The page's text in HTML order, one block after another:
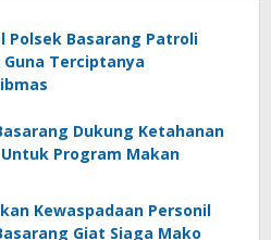
Polsek Basarang Patroli
Guna Terciptanya
Dukung Ketahanan
Program Makan
Kewaspadaan Personil
Giat Siaga Mako